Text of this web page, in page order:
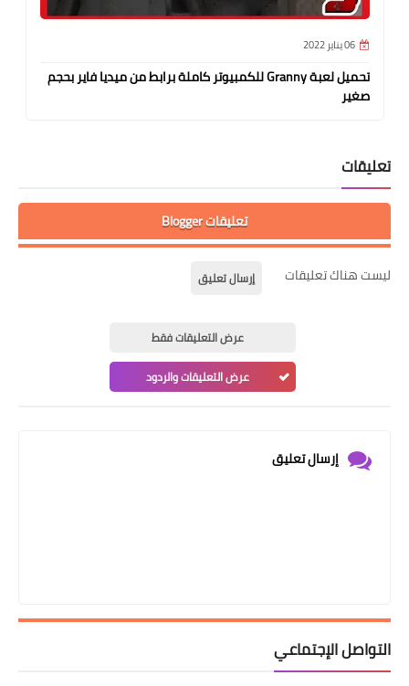
06 يناير 2022
تحميل لعبة Granny للكمبيوتر كاملة برابط من ميديا فاير بحجم
صغير
تعليقات
تعليقات Blogger
ليست هناك تعليقات إرسال تعليق
عرض التعليقات فقط
عرض التعليقات والردود
إرسال تعليق
التواصل الإجتماعي